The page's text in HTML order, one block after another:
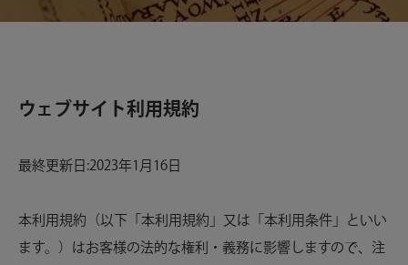
ウェブサイト利用規約
最終更新日:2023年1月16日
本利用規約（以下「本利用規約」又は「本利用条件」といい
ます。）はお客様の法的な権利・義務に影響しますので、注